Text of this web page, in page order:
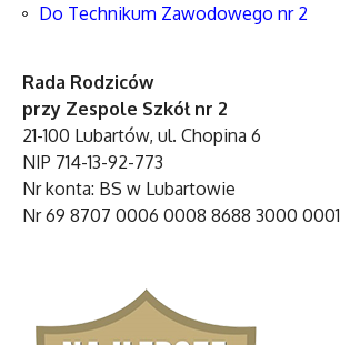
Do Technikum Zawodowego nr 2
Rada Rodziców
przy Zespole Szkół nr 2
21-100 Lubartów, ul. Chopina 6
NIP 714-13-92-773
Nr konta: BS w Lubartowie
Nr 69 8707 0006 0008 8688 3000 0001